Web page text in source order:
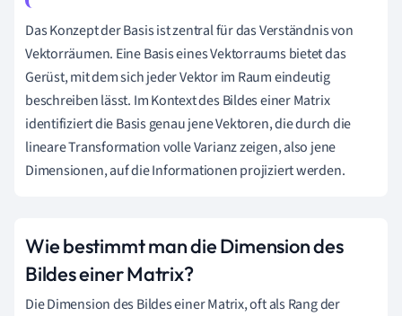
Das Konzept der Basis ist zentral für das Verständnis von
Vektorräumen. Eine Basis eines Vektorraums bietet das
Gerüst, mit dem sich jeder Vektor im Raum eindeutig
beschreiben lässt. Im Kontext des Bildes einer Matrix
identifiziert die Basis genau jene Vektoren, die durch die
lineare Transformation volle Varianz zeigen, also jene
Dimensionen, auf die Informationen projiziert werden.
Wie bestimmt man die Dimension des
Bildes einer Matrix?
Die Dimension des Bildes einer Matrix, oft als Rang der